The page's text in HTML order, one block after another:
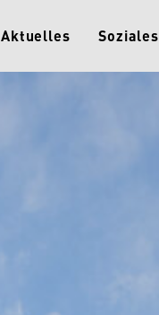
Aktuelles Soziales